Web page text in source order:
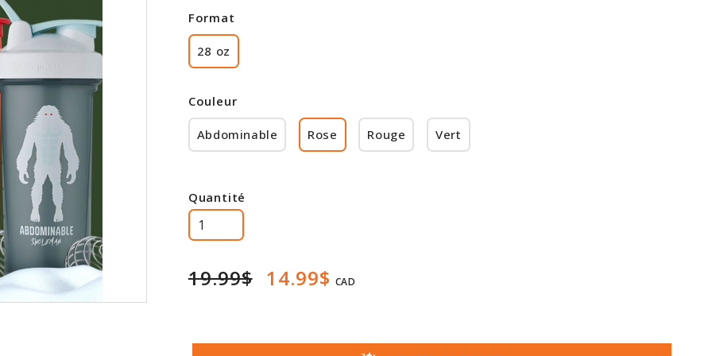
Format
28 oz
Couleur
Abdominable Rose Rouge Vert
Quantité
19.99$ 14.99$ CAD